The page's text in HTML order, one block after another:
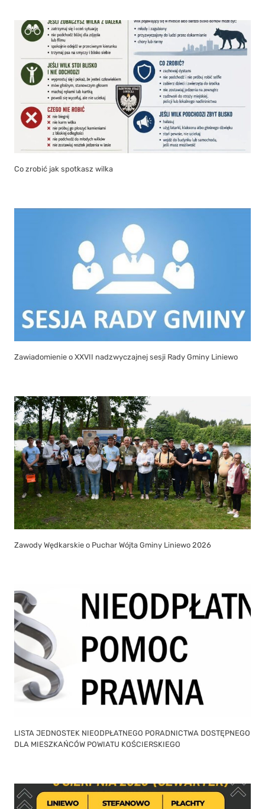
Co zrobić jak spotkasz wilka
Zawiadomienie o XXVII nadzwyczajnej sesji Rady Gminy Liniewo
Zawody Wędkarskie o Puchar Wójta Gminy Liniewo 2026
LISTA JEDNOSTEK NIEODPŁATNEGO PORADNICTWA DOSTĘPNEGO
DLA MIESZKAŃCÓW POWIATU KOŚCIERSKIEGO